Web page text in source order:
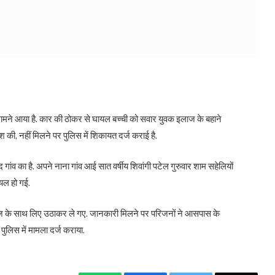
आया है. कार की ठोकर से घायल बच्ची को सवार युवक इलाज के बहाने
नहीं मिलने पर पुलिस में शिकायत दर्ज कराई है.
गांव का है. अपने नाना गांव आई सात वर्षीय शिवांगी पटेल गुरुवार शाम सहेलियों
हो गई.
के साथ लिए उठाकर ले गए. जानकारी मिलने पर परिजनों ने आसपास के
में मामला दर्ज कराया.